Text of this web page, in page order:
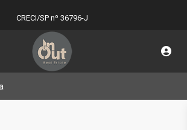
CRECI/SP nº 36796-J